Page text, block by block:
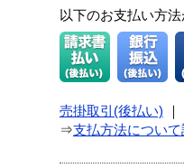
以下のお支払い方法
売掛取引(後払い)
⇒支払方法につい